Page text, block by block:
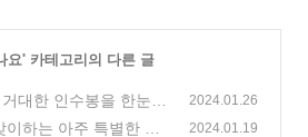
요' 카테고리의 다른 글
대한 인수봉을 한눈에
2024.01.26
하는 아주 특별한 여
2024.01.19